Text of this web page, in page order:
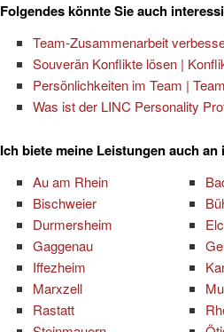
Folgendes könnte Sie auch
Team-Zusammenarbeit
Souverän Konflikte lösen |
Persönlichkeiten im Team |
Was ist der LINC Personality
Ich biete meine Leistungen auch an
Au am Rhein
Bischweier
Durmersheim
Gaggenau
Iffezheim
Marxzell
Rastatt